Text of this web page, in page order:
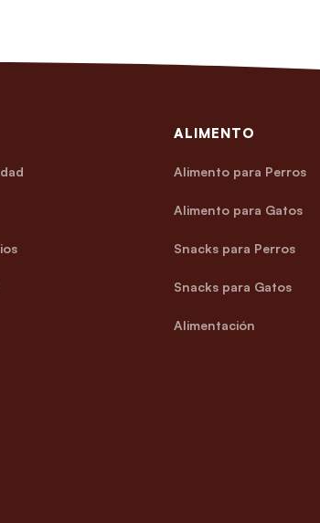
ALIMENTO
Alimento para Perros
Alimento para Gatos
Snacks para Perros
Snacks para Gatos
Alimentación